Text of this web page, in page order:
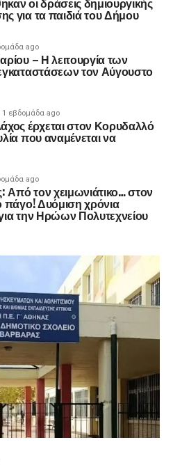
για τα παιδιά του Δήμου
ago
– Η λειτουργία των
τον Αύγουστο
1 εβδομάδα ago
έρχεται στον Κορυδαλλό
που αναμένεται να
ago
Από τον χειμωνιάτικο… στον
πάγο! ​Δυόμιση χρόνια
την Ηρώων Πολυτεχνείου